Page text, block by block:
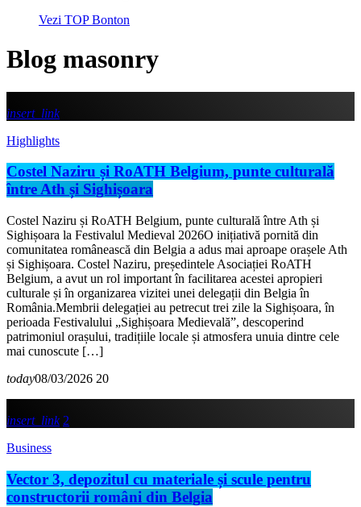
Vezi TOP Bonton
Blog masonry
insert_link
Highlights
Costel Naziru și RoATH Belgium, punte culturală
între Ath și Sighișoara
Costel Naziru și RoATH Belgium, punte culturală între Ath și
Sighișoara la Festivalul Medieval 2026O inițiativă pornită din
comunitatea românească din Belgia a adus mai aproape orașele Ath
și Sighișoara. Costel Naziru, președintele Asociației RoATH
Belgium, a avut un rol important în facilitarea acestei apropieri
culturale și în organizarea vizitei unei delegații din Belgia în
România.Membrii delegației au petrecut trei zile la Sighișoara, în
perioada Festivalului „Sighișoara Medievală”, descoperind
patrimoniul orașului, tradițiile locale și atmosfera unuia dintre cele
mai cunoscute […]
today08/03/2026 20
insert_link 2
Business
Vector 3, depozitul cu materiale și scule pentru
constructorii români din Belgia